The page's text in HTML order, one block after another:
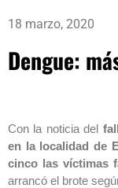
18 marzo, 2020
Dengue:
Con la noticia del
en la localidad de
cinco las víctimas
arrancó el brote